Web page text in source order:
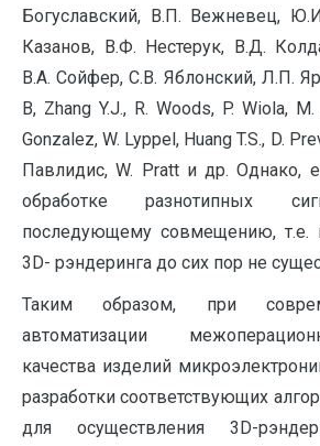
Богуславский, В.П. Вежневец,
Казанов, В.Ф. Нестерук, В.Д.
В.А. Сойфер, С.В. Яблонский, Л.П.
B, Zhang Y.J., R. Woods, P. Wiola,
Gonzalez, W. Lyppel, Huang T.S., D.
Павлидис, W. Pratt и др. Однако,
обработке разнотипных
последующему совмещению, т.е.
3D- рэндеринга до сих пор не
Таким образом, при
автоматизации
качества изделий
разработки соответствующих
для осуществления 3D-